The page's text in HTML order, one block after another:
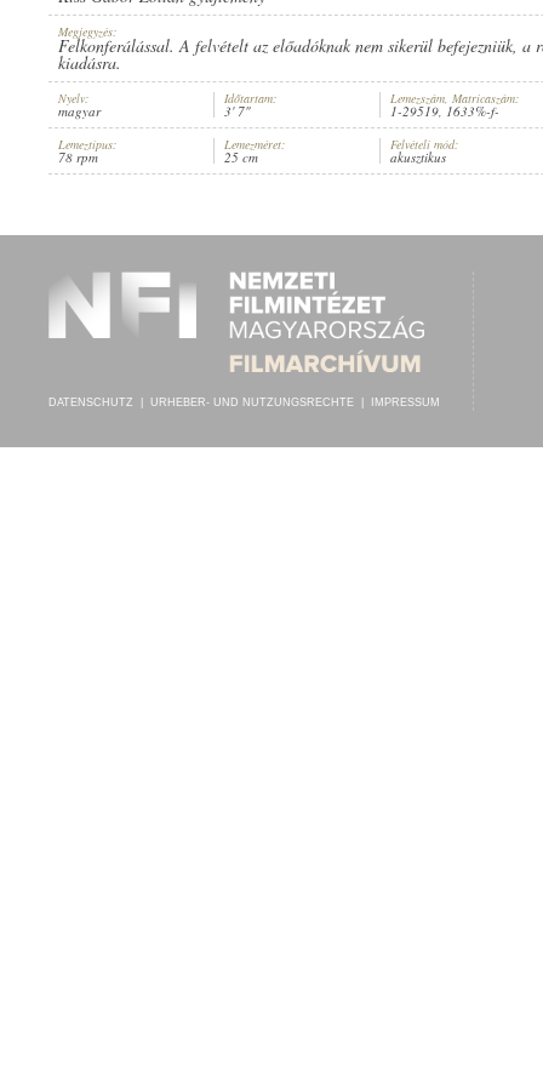
INTERPRET: A BUDAPESTI "ACÉLHANG" FÉRFI DALEGYLET ÉNEKKARA,
Megjegyzés:
Felkonferálással. A felvételt az előadóknak nem sikerül befejezniük, a
kiadásra.
Nyelv:
magyar
Időtartam:
3' 7"
Lemezszám, Matricaszám:
1-29519, 1633%-f-
Lemeztípus:
78 rpm
Lemezméret:
25 cm
Felvételi mód:
akusztikus
DATENSCHUTZ URHEBER- UND NUTZUNGSRECHTE IMPRESSUM